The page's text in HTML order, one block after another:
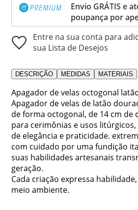
Envio GRÁTIS e
poupança por
Entre na sua conta para
sua Lista de Desejos
DESCRIÇÃO MEDIDAS MATERIAIS
Apagador de velas octogonal
Apagador de velas de latão
de forma octogonal, de 14 cm de
para cerimônias e usos
de elegância e praticidade.
com cuidado por uma fundição
suas habilidades artesanais
geração.
Cada criação expressa
meio ambiente.